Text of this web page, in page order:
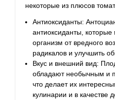
некоторые из плюсов
Антиоксиданты:
антиоксиданты,
организм от вредного
радикалов и улучшить
Вкус и внешний вид:
обладают необычным и
что делает их
кулинарии и в качестве